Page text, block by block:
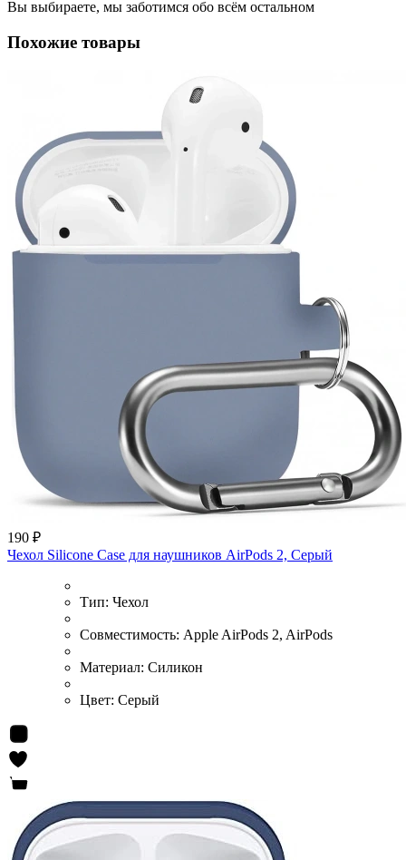
Вы выбираете, мы заботимся обо всём остальном
Похожие товары
190 ₽
Чехол Silicone Case для наушников AirPods 2, Серый
Тип: Чехол
Совместимость: Apple AirPods 2, AirPods
Материал: Силикон
Цвет: Серый